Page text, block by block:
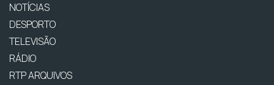
NOTÍCIAS
DESPORTO
TELEVISÃO
RÁDIO
RTP ARQUIVOS